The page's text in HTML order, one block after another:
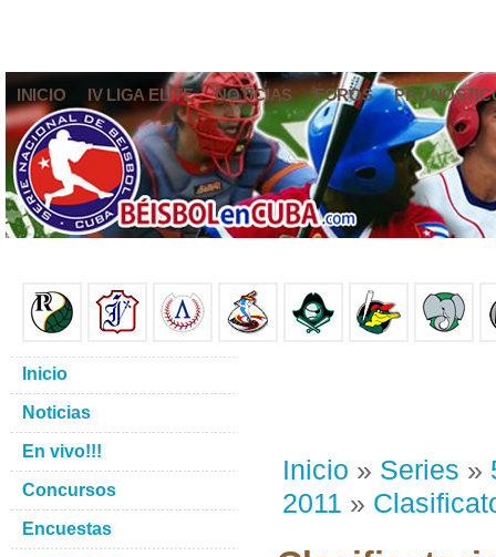
INICIO IV LIGA ELITE NOTICIAS FOROS
Inicio » Series »
2011 »
Inicio
Noticias
En vivo!!!
Concursos
Encuestas